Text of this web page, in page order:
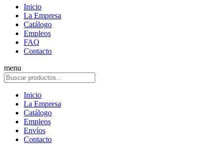
Inicio
La Empresa
Catálogo
Empleos
FAQ
Contacto
menu
Inicio
La Empresa
Catálogo
Empleos
Envíos
Contacto